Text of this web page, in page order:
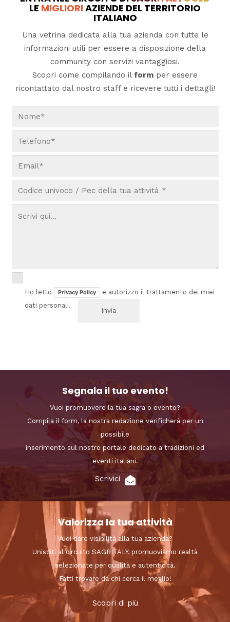
LE MIGLIORIAZIENDE DEL TERRITORIO
ITALIANO
Una vetrina dedicata alla tua azienda con tutte le
informazioni utili per essere a disposizione della
community con servizi vantaggiosi.
Scopri come compilando il form per essere
ricontattato dal nostro staff e ricevere tutti i dettagli!
Ho letto Privacy Policy
e autorizzo il trattamento dei miei
dati personali.
Segnala il tuo evento!
Vuoi promuovere la tua sagra o evento?
Compila il form, la nostra redazione verificherà per un
possibile
inserimento sul nostro portale dedicato a tradizioni ed
eventi italiani.
Scrivici
Valorizza la tua attività
Vuoi dare visibilità alla tua azienda?
Unisciti al circuito SAGRITALY, promuoviamo realtà
selezionate per qualità e autenticità.
Fatti trovare da chi cerca il meglio!
Scopri di più